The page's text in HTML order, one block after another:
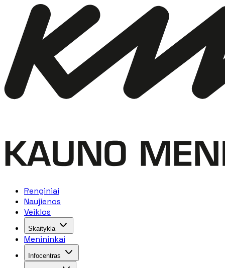
Renginiai
Naujienos
Veiklos
Skaitykla
Menininkai
Infocentras